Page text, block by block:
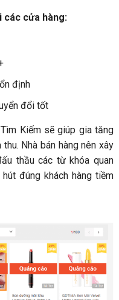
các cửa hàng:
định
đổi tốt
Kiếm sẽ giúp gia tăng
Nhà bán hàng nên xây
thầu các từ khóa quan
đúng khách hàng tiềm